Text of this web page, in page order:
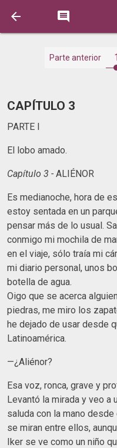
 
Parte anterior
CAPÍTULO 3
PARTE I
El lobo amado.
Capítulo 3 - ALIÉNOR
Es medianoche, hora de
estoy sentada en un
pensar más de lo usual.
conmigo mi mochila de
en el viaje, sólo traía mi
mi diario personal, unos
botella de agua.
Oigo que se acerca
piedras, me miro los
he dejado de usar desde
Latinoamérica.
—¿Aliénor?
Esa voz, ronca, grave y
Levantó la mirada y veo a
saluda con la mano
se miran entre ellos,
Iker se ve como un niño